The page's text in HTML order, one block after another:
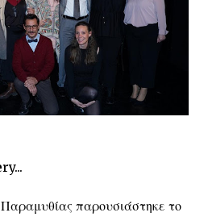
παρουσιάστηκε το